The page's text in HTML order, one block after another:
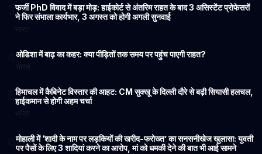
3फर्जी PhD विवाद में बड़ा मोड़: हाईकोर्ट से अंतरिम राहत के बाद 3 असिस्टेंट प्रोफेसरों
ने फिर संभाला कार्यभार, 3 अगस्त को होगी अगली सुनवाई
ओडिशा में बाढ़ का कहर: क्या पीड़ितों तक समय पर पहुंच पाएगी राहत?
5हिमाचल में कैबिनेट विस्तार की आहट: CM सुक्खू के दिल्ली दौरे से बढ़ी सियासी हलचल,
हाईकमान से होगी अहम चर्चा
6मोहाली में ‘शादी के नाम पर लड़कियों की खरीद-फरोख्त’ का सनसनीखेज खुलासा: युवती
पर पैसों के लिए 3 शादियां करने का आरोप, मां को धमकी देने की बात भी आई सामने